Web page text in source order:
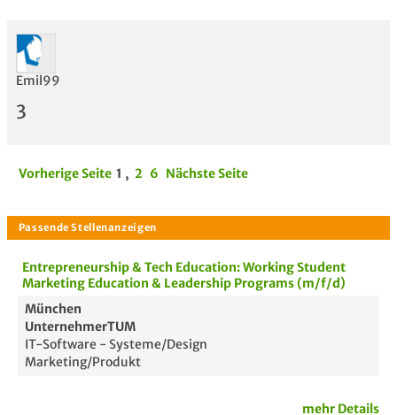
Emil99
3
Vorherige Seite 1 , 2 6 Nächste Seite
Entrepreneurship & Tech Education: Working Student
Marketing Education & Leadership Programs (m/f/d)
München
UnternehmerTUM
IT-Software - Systeme/Design
Marketing/Produkt
mehr Details